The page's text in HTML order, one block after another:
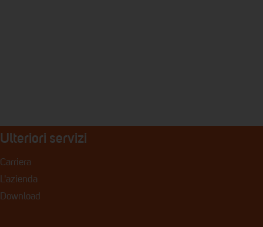
Ulteriori servizi
Carriera
L'azienda
Download